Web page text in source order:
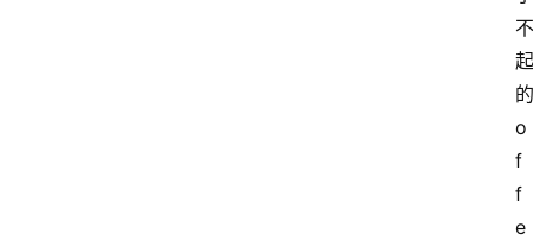
不
起
的
o
f
f
e